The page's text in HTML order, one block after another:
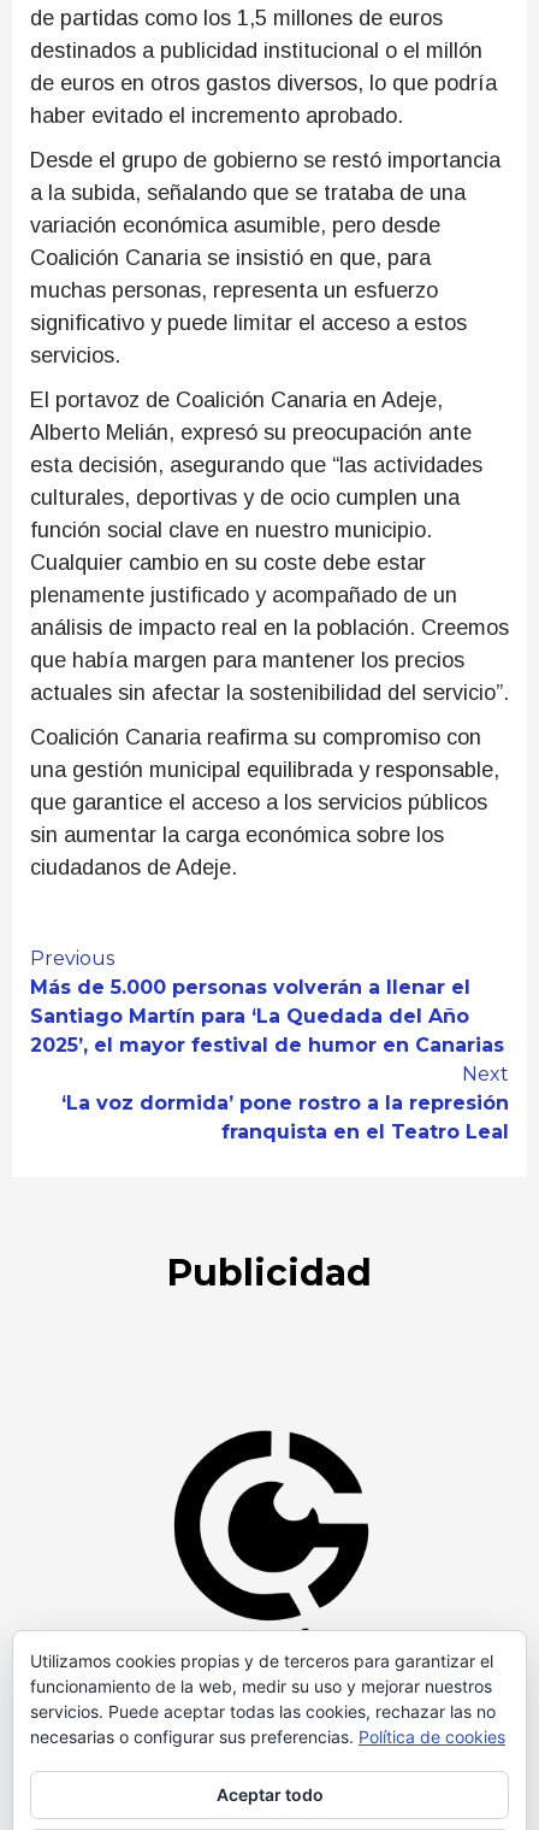
de partidas como los 1,5 millones de euros
destinados a publicidad institucional o el millón
de euros en otros gastos diversos, lo que podría
haber evitado el incremento aprobado.
Desde el grupo de gobierno se restó importancia
a la subida, señalando que se trataba de una
variación económica asumible, pero desde
Coalición Canaria se insistió en que, para
muchas personas, representa un esfuerzo
significativo y puede limitar el acceso a estos
servicios.
El portavoz de Coalición Canaria en Adeje,
Alberto Melián, expresó su preocupación ante
esta decisión, asegurando que “las actividades
culturales, deportivas y de ocio cumplen una
función social clave en nuestro municipio.
Cualquier cambio en su coste debe estar
plenamente justificado y acompañado de un
análisis de impacto real en la población. Creemos
que había margen para mantener los precios
actuales sin afectar la sostenibilidad del servicio”.
Coalición Canaria reafirma su compromiso con
una gestión municipal equilibrada y responsable,
que garantice el acceso a los servicios públicos
sin aumentar la carga económica sobre los
ciudadanos de Adeje.
Continue
Reading
Previous
Más de 5.000 personas volverán a llenar el
Santiago Martín para ‘La Quedada del Año
2025’, el mayor festival de humor en Canarias
Next
‘La voz dormida’ pone rostro a la represión
franquista en el Teatro Leal
Publicidad
Utilizamos cookies propias y de terceros para garantizar el
funcionamiento de la web, medir su uso y mejorar nuestros
servicios. Puede aceptar todas las cookies, rechazar las no
necesarias o configurar sus preferencias. Política de cookies
Aceptar todo